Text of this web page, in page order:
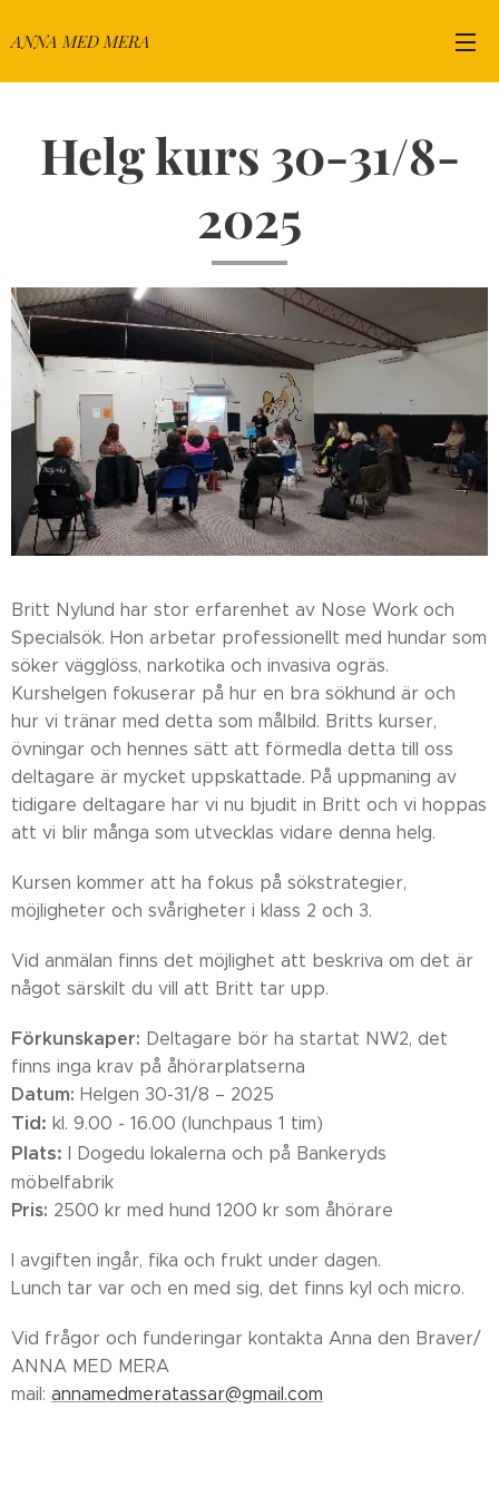
ANNA MED MERA
Helg kurs 30-31/8-
2025
Britt Nylund har stor erfarenhet av Nose Work och
Specialsök. Hon arbetar professionellt med hundar som
söker vägglöss, narkotika och invasiva ogräs.
Kurshelgen fokuserar på hur en bra sökhund är och
hur vi tränar med detta som målbild. Britts kurser,
övningar och hennes sätt att förmedla detta till oss
deltagare är mycket uppskattade. På uppmaning av
tidigare deltagare har vi nu bjudit in Britt och vi hoppas
att vi blir många som utvecklas vidare denna helg.
Kursen kommer att ha fokus på sökstrategier,
möjligheter och svårigheter i klass 2 och 3.
Vid anmälan finns det möjlighet att beskriva om det är
något särskilt du vill att Britt tar upp.
Förkunskaper: Deltagare bör ha startat NW2, det
finns inga krav på åhörarplatserna
Datum: Helgen 30-31/8 – 2025
Tid: kl. 9.00 - 16.00 (lunchpaus 1 tim)
Plats: I Dogedu lokalerna och på Bankeryds
möbelfabrik
Pris: 2500 kr med hund 1200 kr som åhörare
I avgiften ingår, fika och frukt under dagen.
Lunch tar var och en med sig, det finns kyl och micro.
Vid frågor och funderingar kontakta Anna den Braver/
ANNA MED MERA
mail: annamedmeratassar@gmail.com